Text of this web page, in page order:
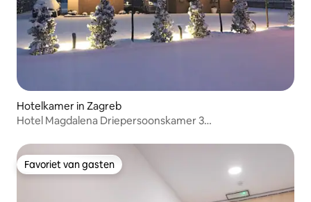
Hotelkamer in Zagreb
Hotel Magdalena Driepersoonskamer 3
Favoriet van gasten
Favoriet van gasten